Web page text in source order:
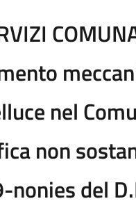
nel
non
nonies del